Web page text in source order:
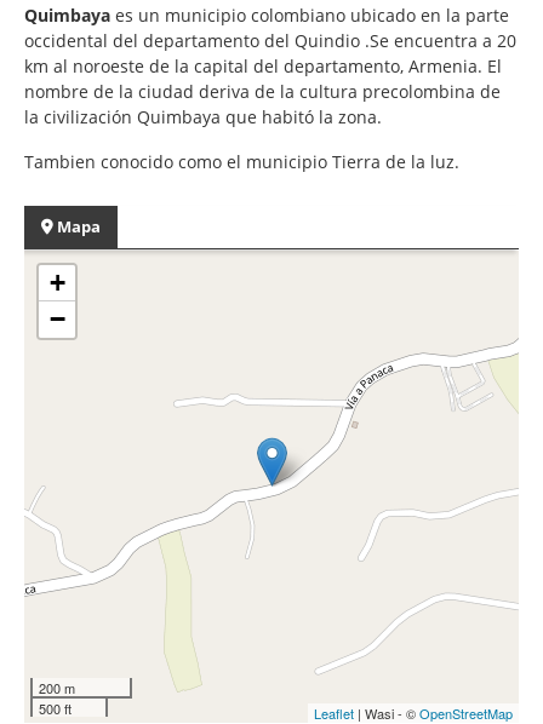
Quimbaya es un municipio colombiano ubicado en la parte
occidental del departamento del Quindio .Se encuentra a 20
km al noroeste de la capital del departamento, Armenia. El
nombre de la ciudad deriva de la cultura precolombina de
la civilización Quimbaya que habitó la zona.
Tambien conocido como el municipio Tierra de la luz.
Mapa
+
−
200 m
500 ft
Leaflet | Wasi - ©OpenStreetMap